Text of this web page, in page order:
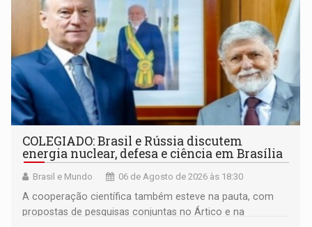
COLEGIADO: Brasil e Rússia discutem
energia nuclear, defesa e ciência em Brasília
Brasil e Mundo 06 de Agosto de 2026 às 18:30
A cooperação científica também esteve na pauta, com
propostas de pesquisas conjuntas no Ártico e na